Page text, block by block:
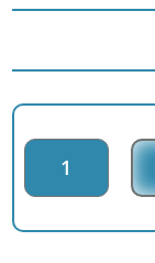
Parche
bordado
Mickey
-